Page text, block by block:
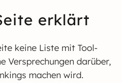
erklärt
keine Liste mit Tool-
Versprechungen darüber,
machen wird.